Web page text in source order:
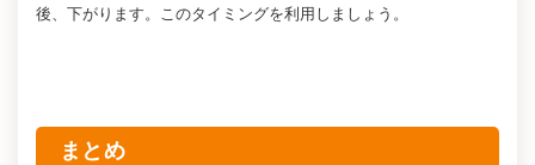
後、下がります。このタイミングを利用しましょう。
まとめ